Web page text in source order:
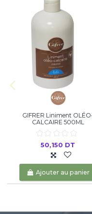
GIFRER Liniment
CALCAIRE 500ML
50,150 DT
Ajouter au panier